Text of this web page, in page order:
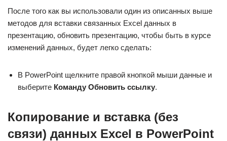
После того как вы использовали один из описанных выше
методов для вставки связанных Excel данных в
презентацию, обновить презентацию, чтобы быть в курсе
изменений данных, будет легко сделать:
В PowerPoint щелкните правой кнопкой мыши данные и
выберите Команду Обновить ссылку.
Копирование и вставка (без
связи) данных Excel в PowerPoint